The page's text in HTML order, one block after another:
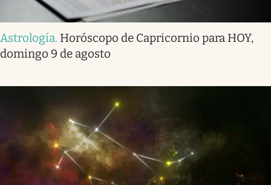
Astrología. Horóscopo de Capricornio para HOY,
domingo 9 de agosto